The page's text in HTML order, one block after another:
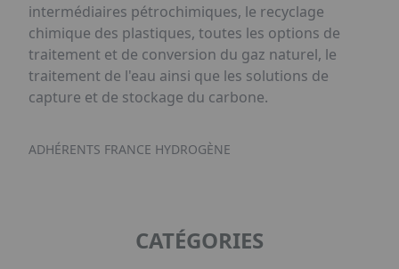
intermédiaires pétrochimiques, le recyclage
chimique des plastiques, toutes les options de
traitement et de conversion du gaz naturel, le
traitement de l'eau ainsi que les solutions de
capture et de stockage du carbone.
ADHÉRENTS FRANCE HYDROGÈNE
CATÉGORIES